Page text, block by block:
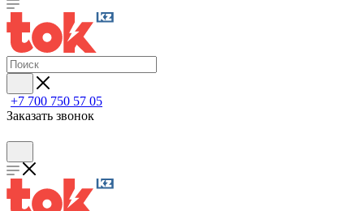
+7 700 750 57 05
Заказать звонок